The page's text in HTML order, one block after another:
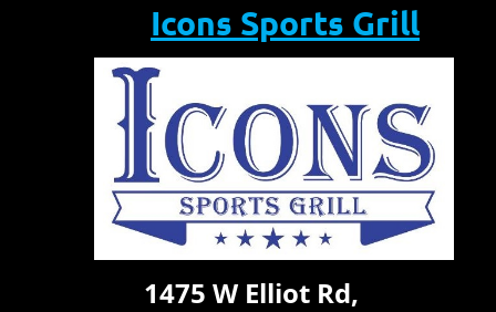
Icons Sports Grill
1475 W Elliot Rd,